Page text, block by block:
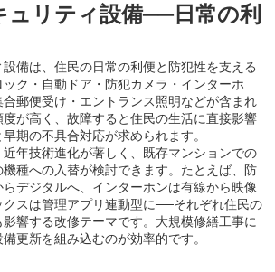
ュリティ設備──日常の利
備は、住民の日常の利便と防犯性を支える
ク・自動ドア・防犯カメラ・インターホ
郵便受け・エントランス照明などが含まれ
度が高く、故障すると住民の生活に直接影響
期の不具合対応が求められます。
年技術進化が著しく、既存マンションでの
種への入替が検討できます。たとえば、防
デジタルへ、インターホンは有線から映像
スは管理アプリ連動型に──それぞれ住民の
響する改修テーマです。大規模修繕工事に
更新を組み込むのが効率的です。